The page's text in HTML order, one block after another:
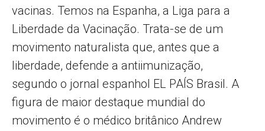
vacinas. Temos na Espanha, a Liga para a
Liberdade da Vacinação. Trata-se de um
movimento naturalista que, antes que a
liberdade, defende a antiimunização,
segundo o jornal espanhol EL PAÍS Brasil. A
figura de maior destaque mundial do
movimento é o médico britânico Andrew